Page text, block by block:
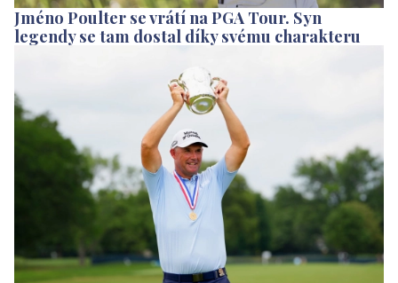
Jméno Poulter se vrátí na PGA Tour. Syn
legendy se tam dostal díky svému charakteru